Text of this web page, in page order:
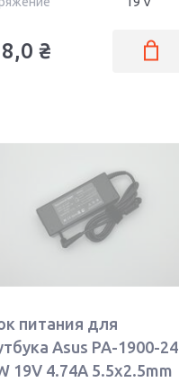
₴
питания для
Asus PA-1900-24
19V 4.74A 5.5x2.5mm